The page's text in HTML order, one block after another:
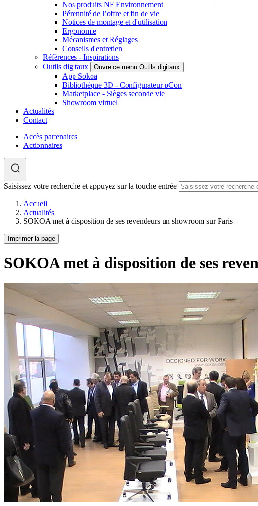
Nos produits NF Environnement
Pérennité de l’offre et fin de vie
Notices de montage et d'utilisation
Ergonomie
Mécanismes et Réglages
Conseils d'entretien
Références - Inspirations
Outils digitaux
Ouvre ce menu Outils digitaux
App Sokoa
Bibliothèque 3D - Configurateur pCon
Marketplace - Sièges seconde vie
Showroom virtuel
Actualités
Contact
Accès partenaires
Actionnaires
Saisissez votre recherche et appuyez sur la touche entrée
Accueil
Actualités
SOKOA met à disposition de ses revendeurs un showroom sur Paris
Imprimer la page
SOKOA met à disposition de ses